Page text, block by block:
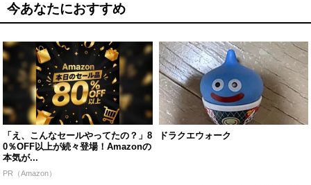
今あなたにおすすめ
「え、こんなセールやってたの？」8
0％OFF以上が続々登場！Amazonの
本気が...
PR（Amazon）
ドラクエウォーク